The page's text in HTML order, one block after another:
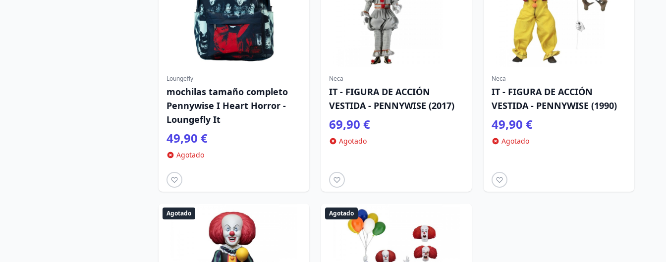
Loungefly
mochilas tamaño completo
Pennywise I Heart Horror -
Loungefly It
49,90 €
Agotado
Neca
IT - FIGURA DE ACCIÓN
VESTIDA - PENNYWISE (2017)
69,90 €
Agotado
Neca
IT - FIGURA DE ACCIÓN
VESTIDA - PENNYWISE (1990)
49,90 €
Agotado
Agotado Agotado